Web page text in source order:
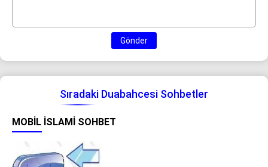
Gönder
Sıradaki Duabahcesi Sohbetler
MOBIL İSLAMI SOHBET